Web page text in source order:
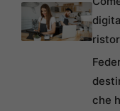
che